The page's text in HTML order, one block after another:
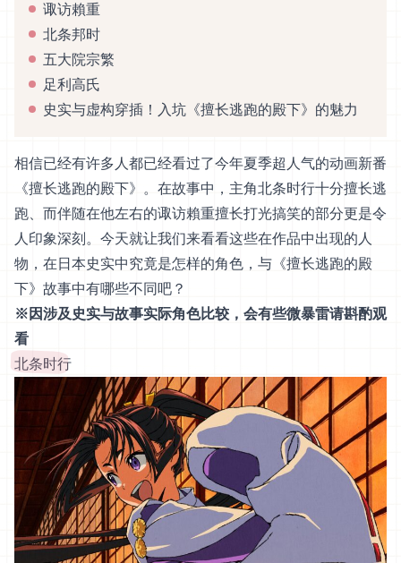
诹访賴重
北条邦时
五大院宗繁
足利高氏
史实与虚构穿插！入坑《擅长逃跑的殿下》的魅力
相信已经有许多人都已经看过了今年夏季超人气的动画新番
《擅长逃跑的殿下》。在故事中，主角北条时行十分擅长逃
跑、而伴随在他左右的诹访賴重擅长打光搞笑的部分更是令
人印象深刻。今天就让我们来看看这些在作品中出现的人
物，在日本史实中究竟是怎样的角色，与《擅长逃跑的殿
下》故事中有哪些不同吧？
※因涉及史实与故事实际角色比较，会有些微暴雷请斟酌观
看
北条时行